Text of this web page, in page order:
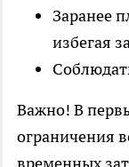
Заранее
избегая
Важно! В
ограничения
временных